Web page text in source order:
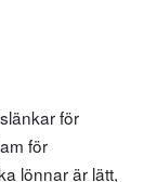
för
för
lönnar är lätt,